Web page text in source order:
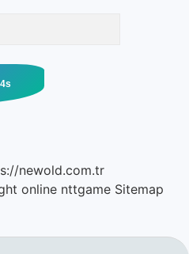
newold.com.tr
online nttgame Sitemap